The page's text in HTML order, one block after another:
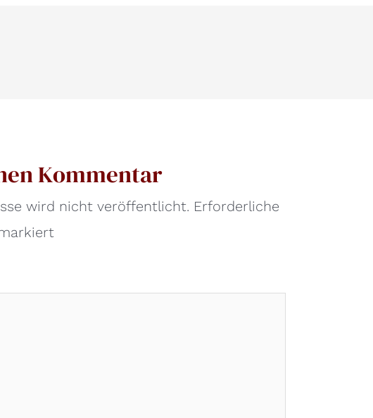
Kommentar
wird nicht veröffentlicht. Erforderliche